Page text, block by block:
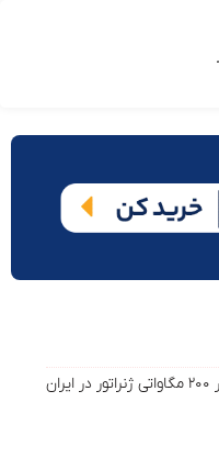
تولید نخستین شفت روتور ۲۰۰ مگاواتی ژنراتور در ایران